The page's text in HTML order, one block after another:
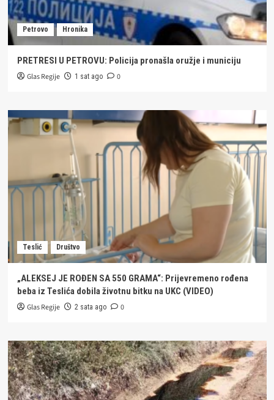
Petrovo Hronika
PRETRESI U PETROVU: Policija pronašla oružje i municiju
Glas Regije 1 sat ago 0
Teslić Društvo
„ALEKSEJ JE ROĐEN SA 550 GRAMA“: Prijevremeno rođena
beba iz Teslića dobila životnu bitku na UKC (VIDEO)
Glas Regije 2 sata ago 0